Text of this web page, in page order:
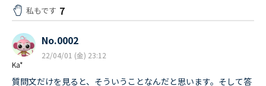
私もです 7
Ka*
No.0002
22/04/01 (金) 23:12
質問文だけを見ると、そういうことなんだと思います。そして答